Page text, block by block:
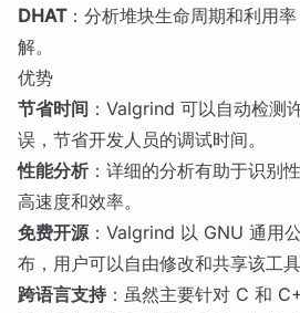
DHAT：分析堆块生命周期和利用
解。
优势
节省时间 ：Valgrind 可以自动检测
误，节省开发人员的调试时间。
性能分析：详细的分析有助于识别
高速度和效率。
免费开源：Valgrind 以 GNU 通用
布，用户可以自由修改和共享该工具
跨语言支持：虽然主要针对 C 和